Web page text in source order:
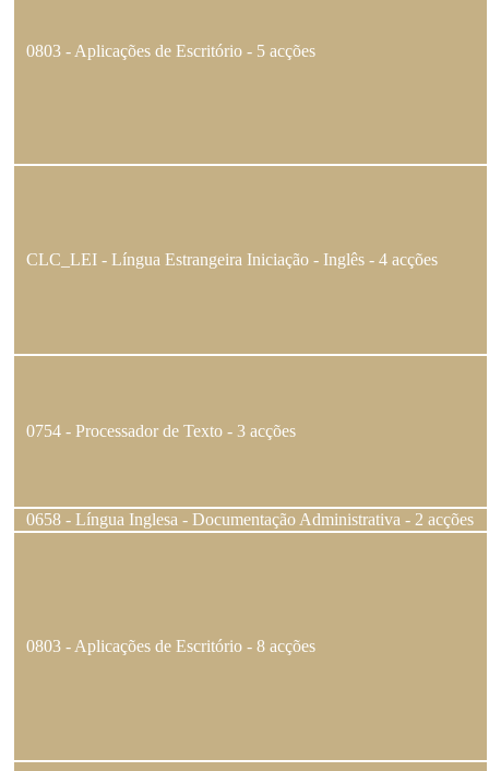
0803 - Aplicações de Escritório - 5 acções
CLC_LEI - Língua Estrangeira Iniciação - Inglês - 4 acções
0754 - Processador de Texto - 3 acções
0658 - Língua Inglesa - Documentação Administrativa - 2 acções
0803 - Aplicações de Escritório - 8 acções